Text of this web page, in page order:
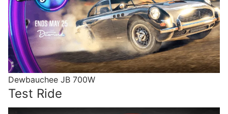
Dewbauchee JB 700W
Test Ride